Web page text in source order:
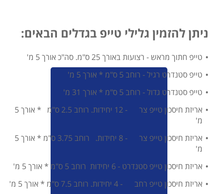
ניתן להזמין גלילי טייפ בגדלים הבאים:
טייפ חתוך מראש - רצועות באורך 25 ס"מ. סה"כ אורך 5 מ'
טייפ סטנדרט רגיל - רוחב 5 ס"מ * אורך 5 מ'
טייפ סטנדרט גדול - רוחב 5 ס"מ * אורך 31 מ'
אריזת חיסכון טייפ צר - 12 יחידות. רוחב 2.5 ס"מ * אורך 5
מ'
אריזת חיסכון טייפ צר - 8 יחידות. רוחב 3.75 ס"מ * אורך 5
מ'
אריזת חיסכון טייפ סטנדרט - 6 יחידות רוחב 5 ס"מ * אורך 5 מ'
אריזת חיסכון טייפ רחב - 4 יחידות. רוחב 7.5 ס"מ * אורך 5 מ'